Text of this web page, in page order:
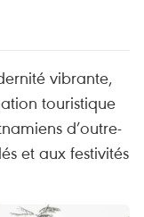
vibrante,
touristique
d’outre-
et aux festivités